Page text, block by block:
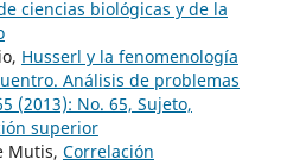
ciencias biológicas y de la
Husserl y la fenomenología
Análisis de problemas
(2013): No. 65, Sujeto,
superior
Mutis, Correlación